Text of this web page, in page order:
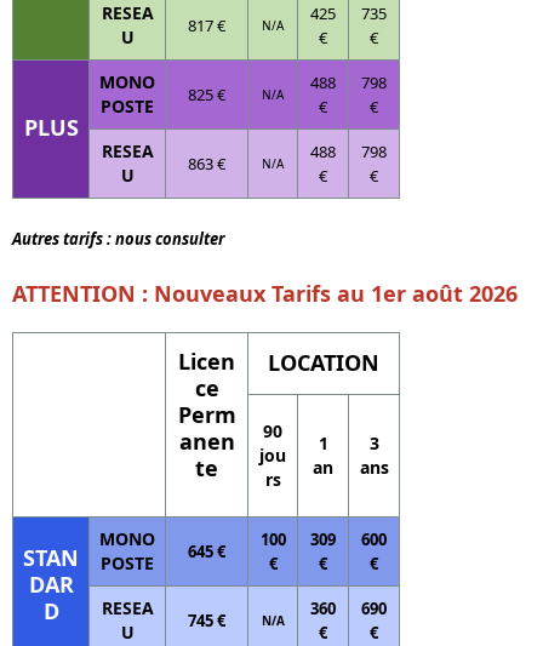
RESEA
U
817 € N/A
425
€
735
€
PLUS
MONO
POSTE
825 € N/A
488
€
798
€
RESEA
U
863 € N/A
488
€
798
€
Autres tarifs : nous consulter
ATTENTION : Nouveaux Tarifs au 1er août 2026
Licen
ce
Perm
anen
te
LOCATION
90
jou
rs
1
an
3
ans
STAN
DAR
D
MONO
POSTE
645 €
100
€
309
€
600
€
RESEA
U
745 € N/A
360
€
690
€